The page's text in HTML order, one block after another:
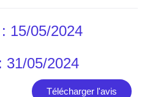
15/05/2024
31/05/2024
Télécharger l'avis